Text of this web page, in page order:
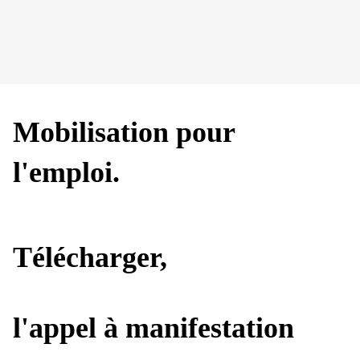
Mobilisation pour
l'emploi.
Télécharger,
l'appel à manifestation